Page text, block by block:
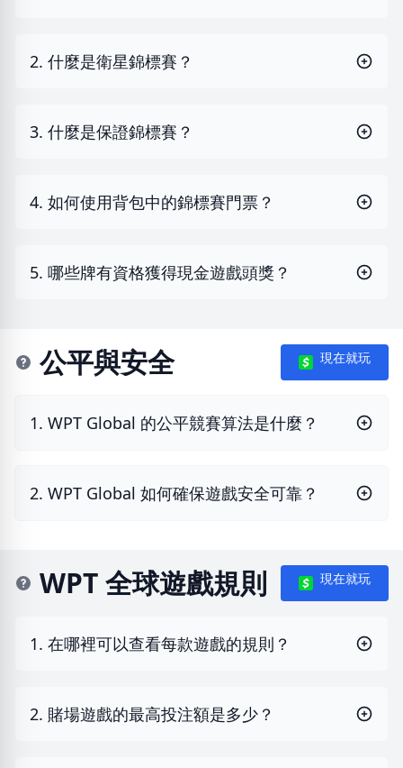
2. 什麼是衛星錦標賽？
3. 什麼是保證錦標賽？
4. 如何使用背包中的錦標賽門票？
5. 哪些牌有資格獲得現金遊戲頭獎？
公平與安全 現在就玩
1. WPT Global 的公平競賽算法是什麼？
2. WPT Global 如何確保遊戲安全可靠？
WPT 全球遊戲規則 現在就玩
1. 在哪裡可以查看每款遊戲的規則？
2. 賭場遊戲的最高投注額是多少？